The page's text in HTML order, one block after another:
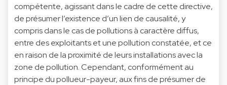
compétente, agissant dans le cadre de cette directive,
de présumer l’existence d’un lien de causalité, y
compris dans le cas de pollutions à caractère diffus,
entre des exploitants et une pollution constatée, et ce
en raison de la proximité de leurs installations avec la
zone de pollution. Cependant, conformément au
principe du pollueur-payeur, aux fins de présumer de